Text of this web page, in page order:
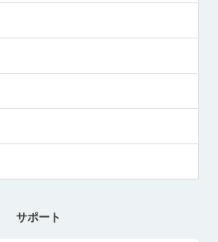
サポート